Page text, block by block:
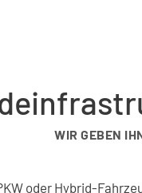
WIR GEBEN
oder Hybrid-